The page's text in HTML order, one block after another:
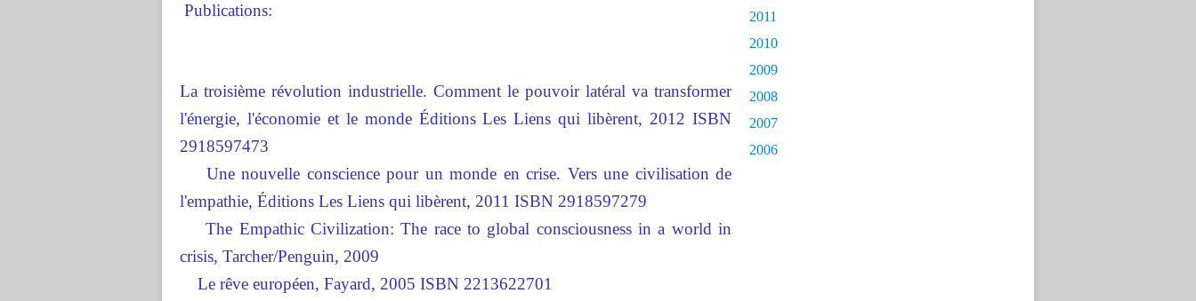
Publications:
La troisième révolution industrielle. Comment le pouvoir latéral va transformer
l'énergie, l'économie et le monde Éditions Les Liens qui libèrent, 2012 ISBN
2918597473
Une nouvelle conscience pour un monde en crise. Vers une civilisation de
l'empathie, Éditions Les Liens qui libèrent, 2011 ISBN 2918597279
The Empathic Civilization: The race to global consciousness in a world in
crisis, Tarcher/Penguin, 2009
Le rêve européen, Fayard, 2005 ISBN 2213622701
2011
2010
2009
2008
2007
2006